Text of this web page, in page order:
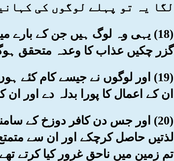
لگا یہ تو پہلے لوگوں کی
(18) یہی وہ لوگ ہیں جن کے
گزر چکیں عذاب کا وعدہ متحقق
(19) اور لوگوں نے جیسے کام
ان کے اعمال کا پورا بدلہ دے اور ان
(20) اور جس دن کافر دوزخ کے
لذتیں حاصل کرچکے اور ان سے
تم زمین میں ناحق غرور کیا کرتے